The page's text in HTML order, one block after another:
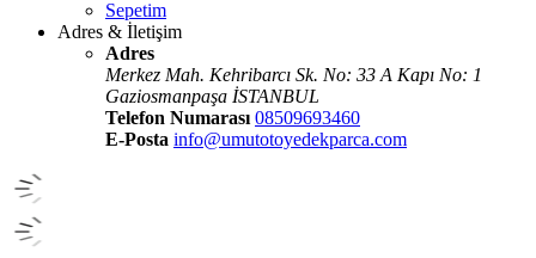
Sepetim
Adres & İletişim
Adres
Merkez Mah. Kehribarcı Sk. No: 33 A Kapı No: 1
Gaziosmanpaşa İSTANBUL
Telefon Numarası 08509693460
E-Posta info@umutotoyedekparca.com